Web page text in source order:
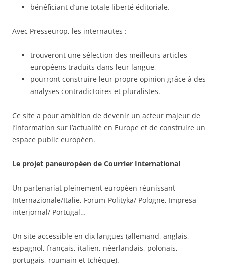
bénéficiant d’une totale liberté éditoriale.
Avec Presseurop, les internautes :
trouveront une sélection des meilleurs articles
européens traduits dans leur langue,
pourront construire leur propre opinion grâce à des
analyses contradictoires et pluralistes.
Ce site a pour ambition de devenir un acteur majeur de
l’information sur l’actualité en Europe et de construire un
espace public européen.
Le projet paneuropéen de Courrier International
Un partenariat pleinement européen réunissant
Internazionale/Italie, Forum-Polityka/ Pologne, Impresa-
interjornal/ Portugal…
Un site accessible en dix langues (allemand, anglais,
espagnol, français, italien, néerlandais, polonais,
portugais, roumain et tchèque).